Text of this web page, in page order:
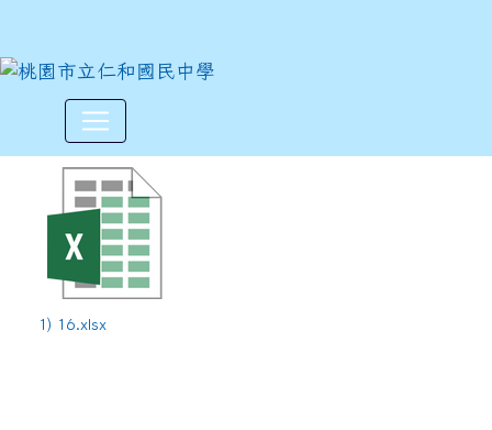
113學年度下學期第16週5/
1) 16.xlsx